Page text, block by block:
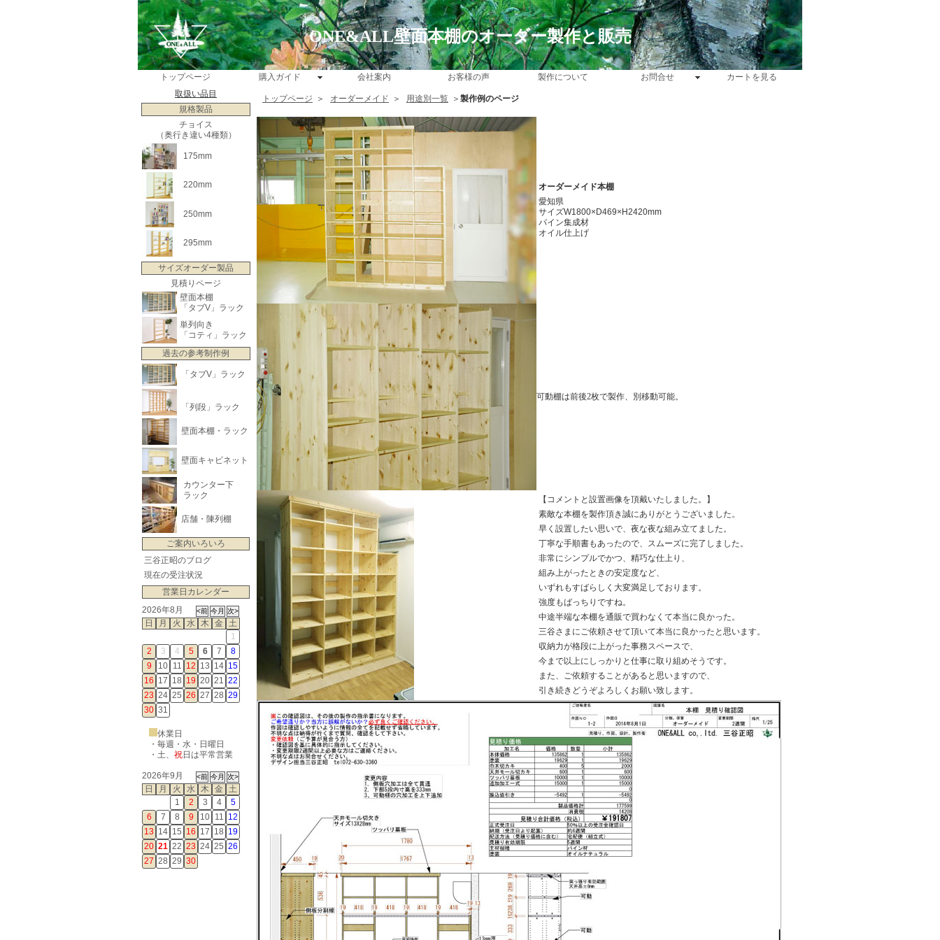
ONE&ALL壁面本棚のオーダー製作と販売
トップページ 購入ガイド 会社案内 お客様の声 製作について お問合せ
カートを見る
取扱い品目
規格製品
チョイス
（奥行き違い4種類）
175mm
220mm
250mm
295mm
サイズオーダー製品
見積りページ
壁面本棚
「タブV」ラック
単列向き
「コティ」ラック
過去の参考制作例
「タブV」ラック
「列段」ラック
壁面本棚・ラック
壁面キャビネット
カウンター下
ラック
店舗・陳列棚
ご案内いろいろ
三谷正昭のブログ
現在の受注状況
営業日カレンダー
2026年8月
日
月 火 水 木 金
土
1
2
3 4 5 6 7
8
9
10 11 12 13 14 15
16 17 18 19 20 21 22
23 24 25 26 27 28 29
30 31
休業日
・毎週・水・日曜日
・ 土、 祝日は平常営業
2026年9月
日
月 火 水 木 金
土
1
2 3 4
5
6
7 8 9 10 11 12
13 14 15 16 17 18 19
20 21 22 23 24 25 26
27 28 29 30
トップページ ＞ オーダーメイド ＞ 用途別一覧 ＞ 製作例のページ
オーダーメイド本棚
愛知県
サイズW1800×D469×H2420mm
パイン集成材
オイル仕上げ
可動棚は前後2枚で製作、別移動可能。
【コメントと設置画像を頂戴いたしました。】
素敵な本棚を製作頂き誠にありがとうございました。
早く設置したい思いで、夜な夜な組み立てました。
丁寧な手順書もあったので、スムーズに完了しました。
非常にシンプルでかつ、精巧な仕上り、
組み上がったときの安定度など、
いずれもすばらしく大変満足しております。
強度もばっちりですね。
中途半端な本棚を通販で買わなくて本当に良かった。
三谷さまにご依頼させて頂いて本当に良かったと思います。
収納力が格段に上がった事務スペースで、
今まで以上にしっかりと仕事に取り組めそうです。
また、ご依頼することがあると思いますので、
引き続きどうぞよろしくお願い致します。